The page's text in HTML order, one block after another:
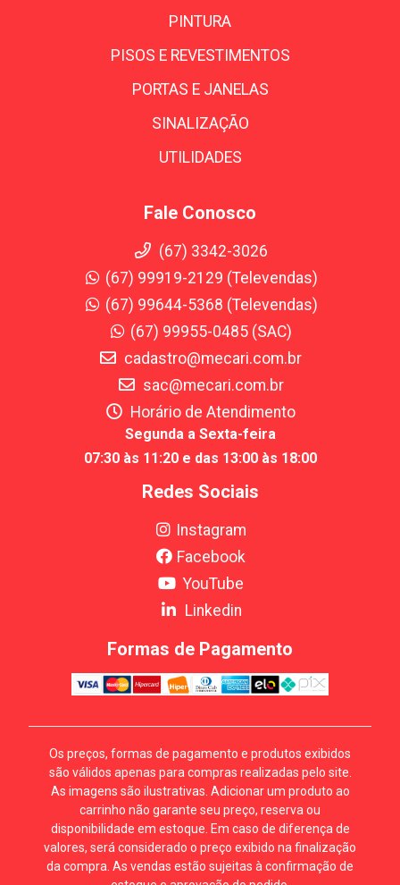
PINTURA
PISOS E REVESTIMENTOS
PORTAS E JANELAS
SINALIZAÇÃO
UTILIDADES
Fale Conosco
(67) 3342-3026
(67) 99919-2129 (Televendas)
(67) 99644-5368 (Televendas)
(67) 99955-0485 (SAC)
cadastro@mecari.com.br
sac@mecari.com.br
Horário de Atendimento
Segunda a Sexta-feira
07:30 às 11:20 e das 13:00 às 18:00
Redes Sociais
Instagram
Facebook
YouTube
Linkedin
Formas de Pagamento
Os preços, formas de pagamento e produtos exibidos
são válidos apenas para compras realizadas pelo site.
As imagens são ilustrativas. Adicionar um produto ao
carrinho não garante seu preço, reserva ou
disponibilidade em estoque. Em caso de diferença de
valores, será considerado o preço exibido na finalização
da compra. As vendas estão sujeitas à confirmação de